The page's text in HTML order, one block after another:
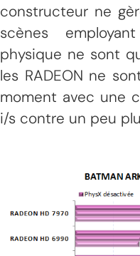
constructeur ne
scènes
physique ne sont
les RADEON ne
moment avec une
i/s contre un peu